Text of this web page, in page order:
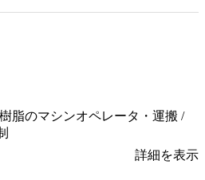
脂のマシンオペレータ・運搬 /
詳細を表示